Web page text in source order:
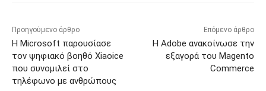
Προηγούμενο άρθρο
Η Microsoft παρουσίασε
τον ψηφιακό βοηθό Xiaoice
που συνομιλεί στο
τηλέφωνο με ανθρώπους
Επόμενο άρθρο
Η Adobe ανακοίνωσε την
εξαγορά του Magento
Commerce